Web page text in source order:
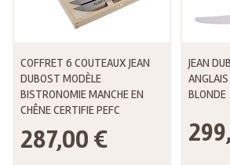
COFFRET 6 COUTEAUX JEAN
DUBOST MODÈLE
BISTRONOMIE MANCHE EN
CHÊNE CERTIFIE PEFC
287,00 €
JEAN
BLONDE